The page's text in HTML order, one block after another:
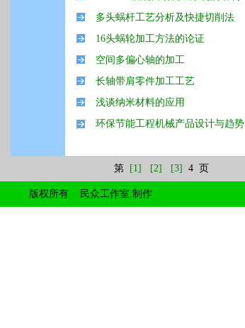
多头蜗杆工艺分析及快捷切削法
16头蜗轮加工方法的论证
空间多偏心轴的加工
长轴带肩零件加工工艺
浅谈纳米材料的应用
环保节能工程机械产品设计与趋势
第 [1] [2] [3] 4 页
版权所有 民众工作室.制作